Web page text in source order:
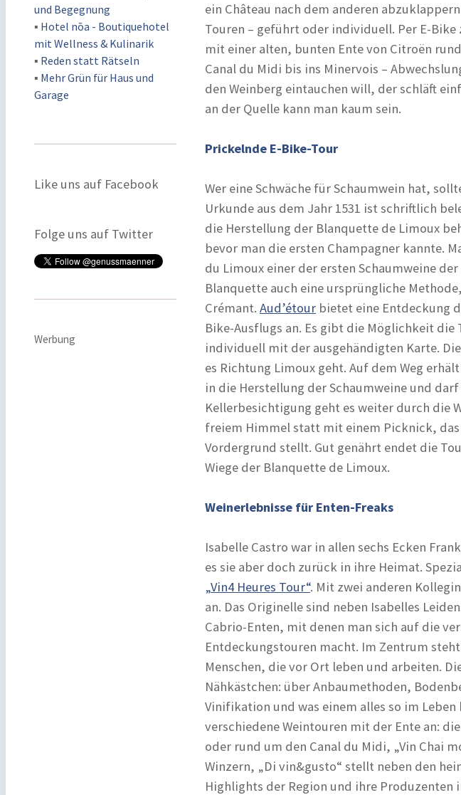
und Begegnung
▪ Hotel nōa - Boutiquehotel
mit Wellness & Kulinarik
▪ Reden statt Rätseln
▪ Mehr Grün für Haus und
Garage
Like uns auf Facebook
Folge uns auf Twitter
Werbung
ein Château nach dem anderen
Touren – geführt oder individuell. Per E-
mit einer alten, bunten Ente von Citroën
Canal du Midi bis ins Minervois –
den Weinberg eintauchen will, der schläft
an der Quelle kann man kaum sein.
Prickelnde E-Bike-Tour
Wer eine Schwäche für Schaumwein hat,
Urkunde aus dem Jahr 1531 ist schriftlich
die Herstellung der Blanquette de Limoux
bevor man die ersten Champagner kannte.
du Limoux einer der ersten Schaumweine
Blanquette auch eine ursprüngliche
Crémant. Aud’étour bietet eine Entdeckung
Bike-Ausflugs an. Es gibt die Möglichkeit
individuell mit der ausgehändigten Karte.
es Richtung Limoux geht. Auf dem Weg
in die Herstellung der Schaumweine und
Kellerbesichtigung geht es weiter durch die
freiem Himmel statt mit einem Picknick,
Vordergrund stellt. Gut genährt endet die
Wiege der Blanquette de Limoux.
Weinerlebnisse für Enten-Freaks
Isabelle Castro war in allen sechs Ecken
es sie aber doch zurück in ihre Heimat.
„Vin4 Heures Tour“. Mit zwei anderen
an. Das Originelle sind neben Isabelles
Cabrio-Enten, mit denen man sich auf die
Entdeckungstouren macht. Im Zentrum
Menschen, die vor Ort leben und arbeiten.
Nähkästchen: über Anbaumethoden,
Vinifikation und was einem alles so im
verschiedene Weintouren mit der Ente an:
oder rund um den Canal du Midi, „Vin Chai
Winzern, „Di vin&gusto“ stellt neben den
Highlights der Region und ihre Produzenten